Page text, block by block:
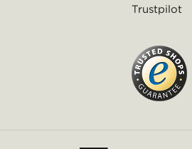
Trustpilot